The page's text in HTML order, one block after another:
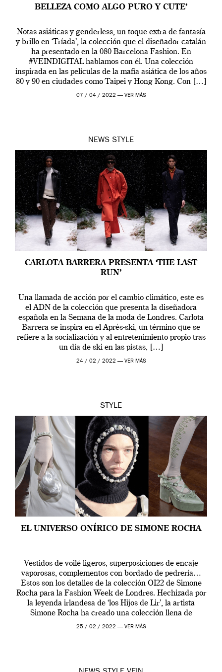
BELLEZA COMO ALGO PURO Y CUTE’
Notas asiáticas y genderless, un toque extra de fantasía
y brillo en ‘Tríada’, la colección que el diseñador catalán
ha presentado en la 080 Barcelona Fashion. En
#VEINDIGITAL hablamos con él. Una colección
inspirada en las películas de la mafia asiática de los años
80 y 90 en ciudades como Taipei y Hong Kong. Con […]
07 / 04 / 2022 — VER MÁS
NEWS STYLE
CARLOTA BARRERA PRESENTA ‘THE LAST
RUN’
Una llamada de acción por el cambio climático, este es
el ADN de la colección que presenta la diseñadora
española en la Semana de la moda de Londres. Carlota
Barrera se inspira en el Après-ski, un término que se
refiere a la socialización y al entretenimiento propio tras
un día de ski en las pistas, […]
24 / 02 / 2022 — VER MÁS
STYLE
EL UNIVERSO ONÍRICO DE SIMONE ROCHA
Vestidos de voilé ligeros, superposiciones de encaje
vaporosas, complementos con bordado de pedrería…
Estos son los detalles de la colección OI22 de Simone
Rocha para la Fashion Week de Londres. Hechizada por
la leyenda irlandesa de ‘los Hijos de Lir’, la artista
Simone Rocha ha creado una colección llena de
contrastes, oscura y brillante. Esta […]
25 / 02 / 2022 — VER MÁS